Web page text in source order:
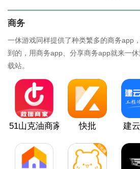
商务
一休游戏同样提供了种类繁多的商务app
到的，用商务app、分享商务app就来一
载站。
51山克油商家端 快批 建